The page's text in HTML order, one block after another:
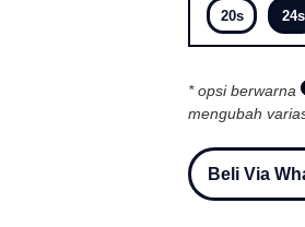
20s 24s
* opsi berwarna
mengubah
Beli Via